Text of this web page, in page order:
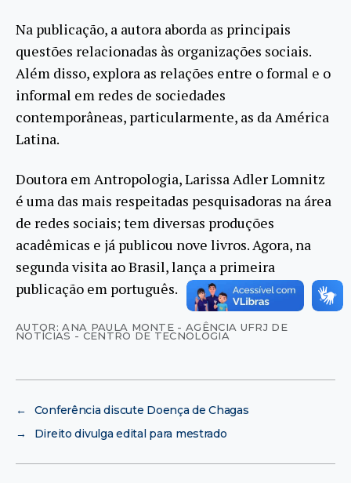
Na publicação, a autora aborda as principais
questões relacionadas às organizações sociais.
Além disso, explora as relações entre o formal e o
informal em redes de sociedades
contemporâneas, particularmente, as da América
Latina.
Doutora em Antropologia, Larissa Adler Lomnitz
é uma das mais respeitadas pesquisadoras na área
de redes sociais; tem diversas produções
acadêmicas e já publicou nove livros. Agora, na
segunda visita ao Brasil, lança a primeira
publicação em português.
AUTOR: ANA PAULA MONTE - AGÊNCIA UFRJ DE
NOTÍCIAS - CENTRO DE TECNOLOGIA
←
Conferência discute Doença de Chagas
→
Direito divulga edital para mestrado